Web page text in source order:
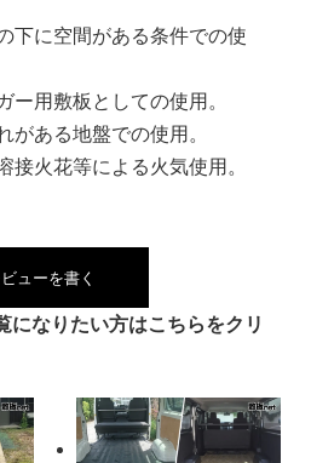
下に空間がある条件での使
ー用敷板としての使用。
がある地盤での使用。
接火花等による火気使用。
ューを書く
になりたい方はこちらをクリ